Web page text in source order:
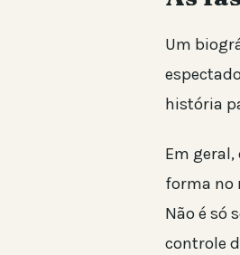
Um
história
Em
forma no
Não é só
controle